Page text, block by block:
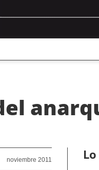
noviembre 2011